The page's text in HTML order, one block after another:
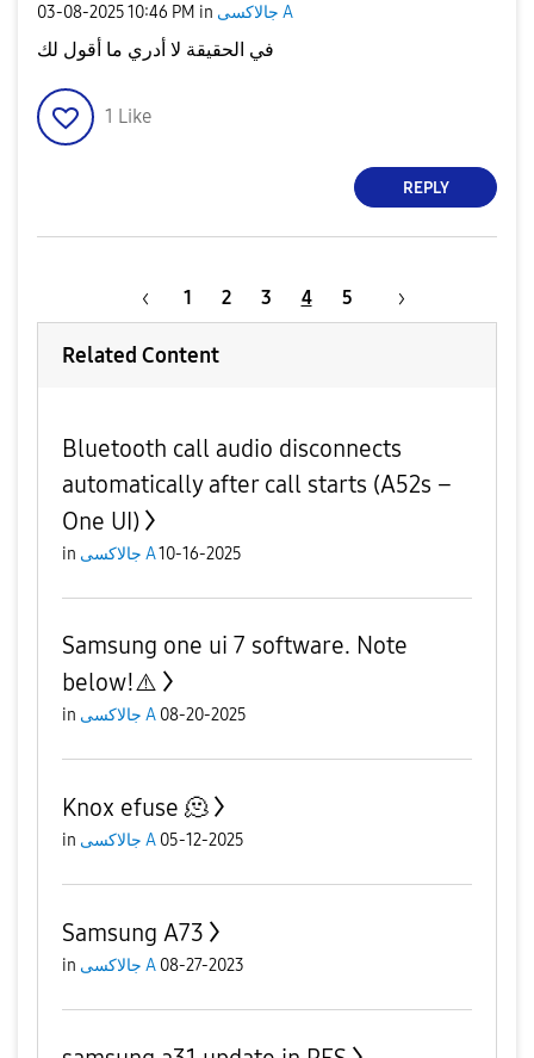
‎03-08-202510:46 PM in جالاكسى A
في الحقيقة لا أدري ما أقول لك
1 Like
REPLY
1 2 3 4 5
Related Content
Bluetooth call audio disconnects
automatically after call starts (A52s –
One UI)
in جالاكسى A10-16-2025
Samsung one ui 7 software. Note
below!⚠️
in جالاكسى A 08-20-2025
Knox efuse 🫠
in جالاكسى A 05-12-2025
Samsung A73
in جالاكسى A 08-27-2023